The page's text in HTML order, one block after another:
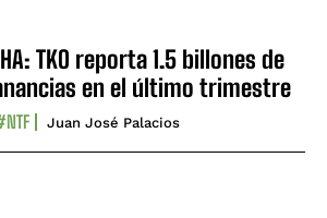
TKO reporta 1.5 billones de
en el último trimestre
Juan José Palacios